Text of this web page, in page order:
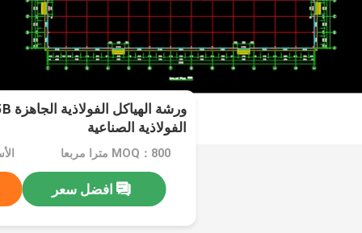
الفولاذية الصناعية
MOQ：800 مترا مربعا
افضل سعر